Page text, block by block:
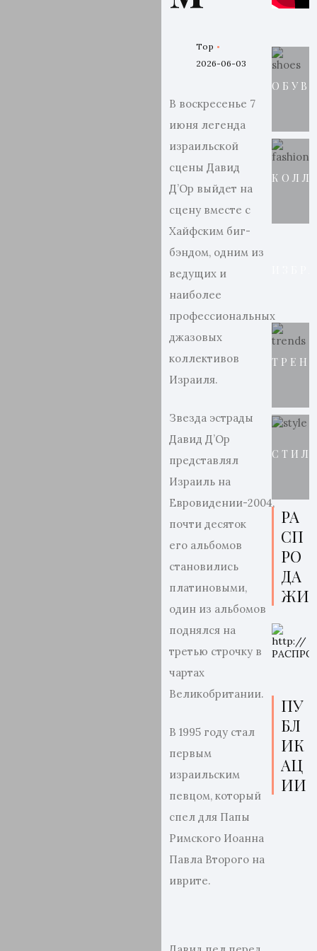
Top
2026-06-03
В воскресенье 7
июня легенда
израильской
сцены Давид
Д’Ор выйдет на
сцену вместе с
Хайфским биг-
бэндом, одним из
ведущих и
наиболее
профессиональных
джазовых
коллективов
Израиля.
Звезда эстрады
Давид Д’Ор
представлял
Израиль на
Евровидении-2004,
почти десяток
его альбомов
становились
платиновыми,
один из альбомов
поднялся на
третью строчку в
чартах
Великобритании.
В 1995 году стал
первым
израильским
певцом, который
спел для Папы
Римского Иоанна
Павла Второго на
иврите.
РА
СП
РО
ДА
ЖИ
ПУ
БЛ
ИК
АЦ
ИИ